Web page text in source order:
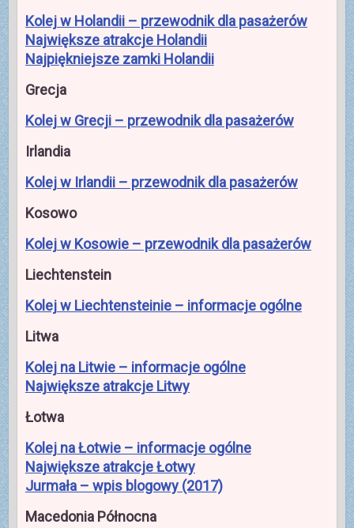
Kolej w Holandii – przewodnik dla pasażerów
Największe atrakcje Holandii
Najpiękniejsze zamki Holandii
Grecja
Kolej w Grecji – przewodnik dla pasażerów
Irlandia
Kolej w Irlandii – przewodnik dla pasażerów
Kosowo
Kolej w Kosowie – przewodnik dla pasażerów
Liechtenstein
Kolej w Liechtensteinie – informacje ogólne
Litwa
Kolej na Litwie – informacje ogólne
Największe atrakcje Litwy
Łotwa
Kolej na Łotwie – informacje ogólne
Największe atrakcje Łotwy
Jurmała – wpis blogowy (2017)
Macedonia Północna